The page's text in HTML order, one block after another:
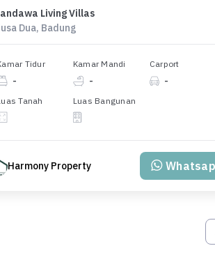
Living Villas
Dua, Badung
Tidur
-
Kamar Mandi
-
Carport
-
Tanah Luas Bangunan
Harmony Property